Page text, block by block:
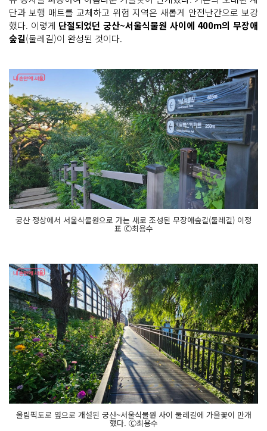
단과 보행 매트를 교체하고 위험 지역은 새롭게 안전난간으로 보강
했다. 이렇게 단절되었던 궁산~서울식물원 사이에 400m의 무장애
숲길(둘레길)이 완성된 것이다.
궁산 정상에서 서울식물원으로 가는 새로 조성된 무장애숲길(둘레길) 이정
표 Ⓒ최용수
올림픽도로 옆으로 개설된 궁산~서울식물원 사이 둘레길에 가을꽃이 만개
했다. Ⓒ최용수